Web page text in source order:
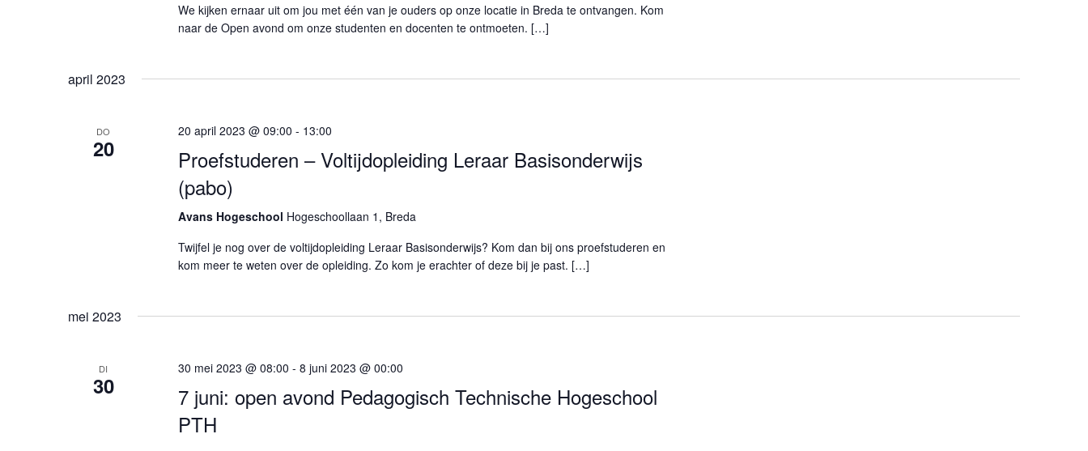
We kijken ernaar uit om jou met één van je ouders op onze locatie in Breda te ontvangen. Kom
naar de Open avond om onze studenten en docenten te ontmoeten. […]
april 2023
DO
20
20 april 2023 @ 09:00 - 13:00
Proefstuderen – Voltijdopleiding Leraar Basisonderwijs
(pabo)
Avans Hogeschool Hogeschoollaan 1, Breda
Twijfel je nog over de voltijdopleiding Leraar Basisonderwijs? Kom dan bij ons proefstuderen en
kom meer te weten over de opleiding. Zo kom je erachter of deze bij je past. […]
mei 2023
DI
30
30 mei 2023 @ 08:00 - 8 juni 2023 @ 00:00
7 juni: open avond Pedagogisch Technische Hogeschool
PTH